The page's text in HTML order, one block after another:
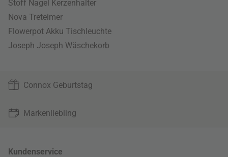
Stoff Nagel Kerzenhalter
Nova Treteimer
Flowerpot Akku Tischleuchte
Joseph Joseph Wäschekorb
Connox Geburtstag
Markenliebling
Kundenservice